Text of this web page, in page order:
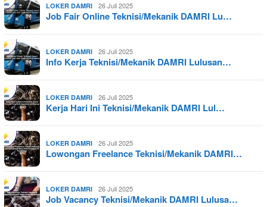
LOKER DAMRI 26 Juli 2025
Job Fair Online Teknisi/Mekanik DAMRI Lu…
LOKER DAMRI 26 Juli 2025
Info Kerja Teknisi/Mekanik DAMRI Lulusan…
LOKER DAMRI 26 Juli 2025
Kerja Hari Ini Teknisi/Mekanik DAMRI Lul…
LOKER DAMRI 26 Juli 2025
Lowongan Freelance Teknisi/Mekanik DAMRI…
LOKER DAMRI 26 Juli 2025
Job Vacancy Teknisi/Mekanik DAMRI Lulusa…